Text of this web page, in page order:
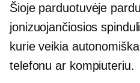
Šioje parduotuvėje
jonizuojančiosios
kurie veikia
telefonu ar kompiuteriu.